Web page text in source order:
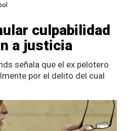
culpabilidad
a justicia
señala que el ex pelotero
por el delito del cual